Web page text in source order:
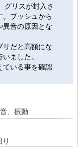
グリスが封入さ
。ブッシュから
異音の原因とな
リだと高額にな
ました。
ている事を確認
、振動
り